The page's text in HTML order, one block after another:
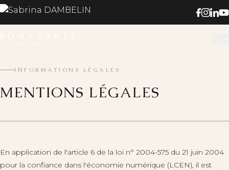
INFORMATIONS LÉGALES
MENTIONS LÉGALES
En application de l'article 6 de la loi n° 2004-575 du 21 juin 2004
pour la confiance dans l'économie numérique (LCEN), il est